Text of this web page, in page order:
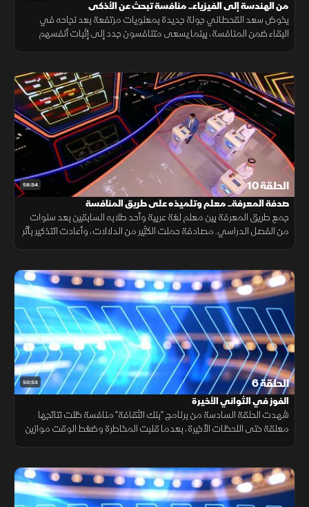
من الهندسة إلى الفيزياء.. منافسة تبحث عن الأذكى
يخوض سعد القحطاني جولة جديدة بمعنويات مرتفعة بعد نجاحه في
البقاء ضمن المنافسة، بينما يسعى متنافسون جدد إلى إثبات أنفسهم
56:34 الحلقة 10
صدفة المعرفة.. معلم وتلميذه على طريق المنافسة
جمع طريق المعرفة بين معلم لغة عربية وأحد طلابه السابقين بعد سنوات
من الفصل الدراسي. مصادفة حملت الكثير من الدلالات، وأعادت التذكير بأثر
50:53 الحلقة 6
الفوز في الثواني الأخيرة
شهدت الحلقة السادسة من برنامج "بنك الثقافة" منافسة ظلت نتائجها
معلقة حتى اللحظات الأخيرة، بعدما قلبت المخاطرة وضغط الوقت موازين